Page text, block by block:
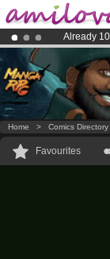
Already
Premium
Amilova
Home > Comics Directory
Favourites